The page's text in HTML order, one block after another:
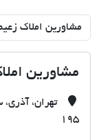
مشاورین
تهران،
۱۹۵